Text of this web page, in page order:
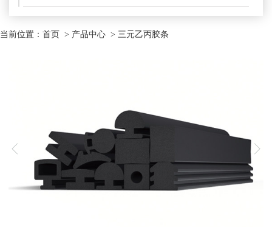
当前位置： 首页 > 产品中心 > 三元乙丙胶条